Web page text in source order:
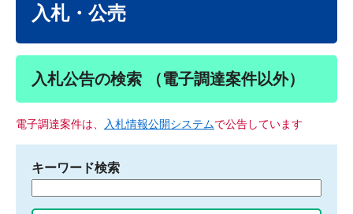
入札・公売
入札公告の検索 （電子調達案件以外）
電子調達案件は、 入札情報公開システムで公告しています
キーワード検索